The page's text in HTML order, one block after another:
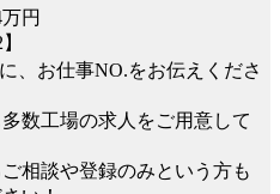
円
、お仕事NO.をお伝えくださ
数工場の求人をご用意して
相談や登録のみという方も